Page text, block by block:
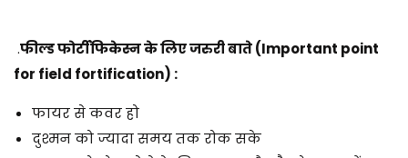
.फील्ड फोर्टीफिकेस्न के लिए जरुरी बाते(Important point
for field fortification) :
फायर से कवर हो
दुश्मन को ज्यादा समय तक रोक सके